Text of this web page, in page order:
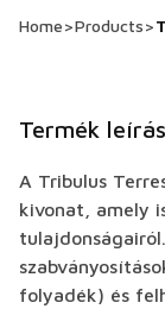
Home>Products>
Termék
A Tribulus
kivonat, amely
folyadék) és